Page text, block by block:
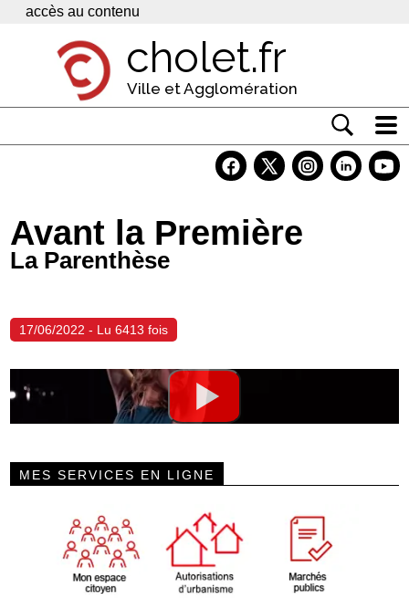
Panneau de gestion des cookies
accès au contenu
cholet.fr
Ville et Agglomération
Economie
Avant la Première
La Parenthèse
17/06/2022 - Lu 6413 fois
MES SERVICES EN LIGNE